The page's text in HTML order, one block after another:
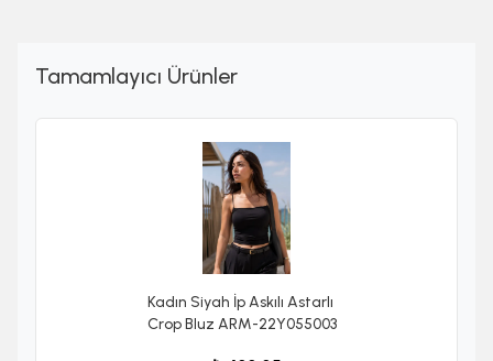
Tamamlayıcı Ürünler
Kadın Siyah İp Askılı Astarlı
Crop Bluz ARM-22Y055003